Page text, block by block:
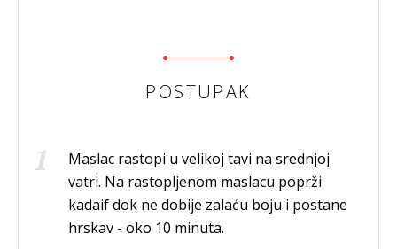
POSTUPAK
Maslac rastopi u velikoj tavi na srednjoj
vatri. Na rastopljenom maslacu poprži
kadaif dok ne dobije zalaću boju i postane
hrskav - oko 10 minuta.